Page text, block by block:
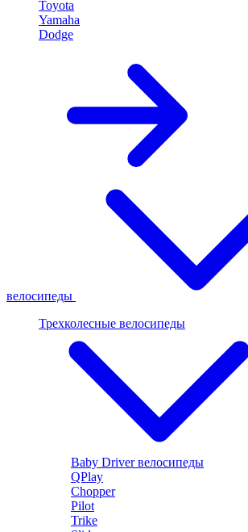
Toyota
Yamaha
Dodge
велосипеды
Трехколесные велосипеды
Baby Driver велосипеды
QPlay
Chopper
Pilot
Trike